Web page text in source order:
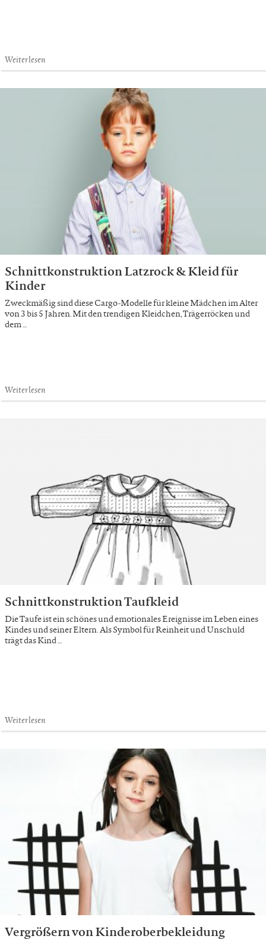
Weiterlesen
Schnittkonstruktion Latzrock & Kleid für
Kinder
Zweckmäßig sind diese Cargo-Modelle für kleine Mädchen im Alter
von 3 bis 5 Jahren. Mit den trendigen Kleidchen, Trägerröcken und
dem …
Weiterlesen
Schnittkonstruktion Taufkleid
Die Taufe ist ein schönes und emotionales Ereignisse im Leben eines
Kindes und seiner Eltern. Als Symbol für Reinheit und Unschuld
trägt das Kind …
Weiterlesen
Vergrößern von Kinderoberbekleidung